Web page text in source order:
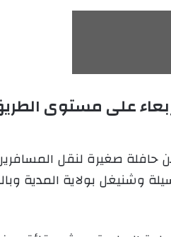
على مستوى
حافلة صغيرة لنقل
عيسى في ولاية المسيلة وشنيغل بولاية